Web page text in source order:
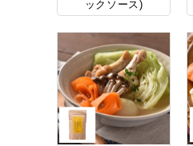
ックソース)